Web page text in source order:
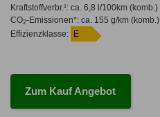
Kraftstoffverbr.¹: ca. 6,8 l/100km(komb.)
CO2-Emissionen*: ca. 155 g/km(komb.)
Effizienzklasse:
E
Zum Kauf Angebot